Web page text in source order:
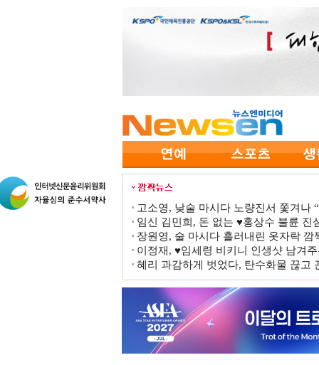
고소영, 낮술 마시다 노량진서 쫓겨나
임신 김민희, 돈 없는 ♥홍상수 불륜
장원영, 술 마시다 흘러내린 옷자락
이정재, ♥임세령 비키니 인생샷 남겨
혜리 과감하게 벗었다, 탄수화물 끊고